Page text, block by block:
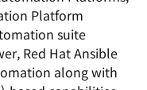
Platform
suite
Red Hat Ansible
along with